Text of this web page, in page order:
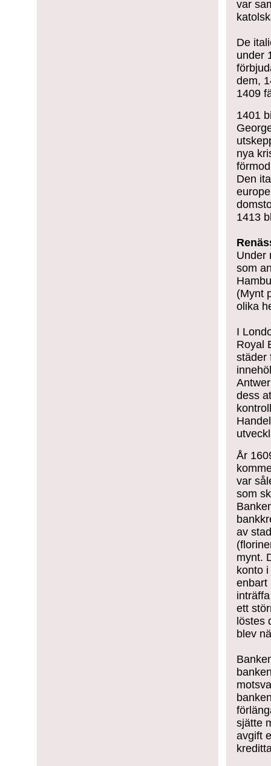
var
De
under
dem,
1409
1401
nya
Den
1413
Under
som
(Mynt
olika
I
Royal
städer
dess
År
var
som
av
mynt.
konto
enbart
ett
löstes
blev
sjätte
avgift